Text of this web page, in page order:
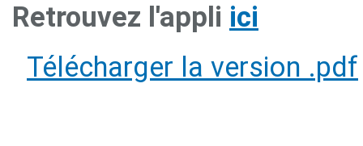
Retrouvez l'appli ici
Télécharger la version .pdf